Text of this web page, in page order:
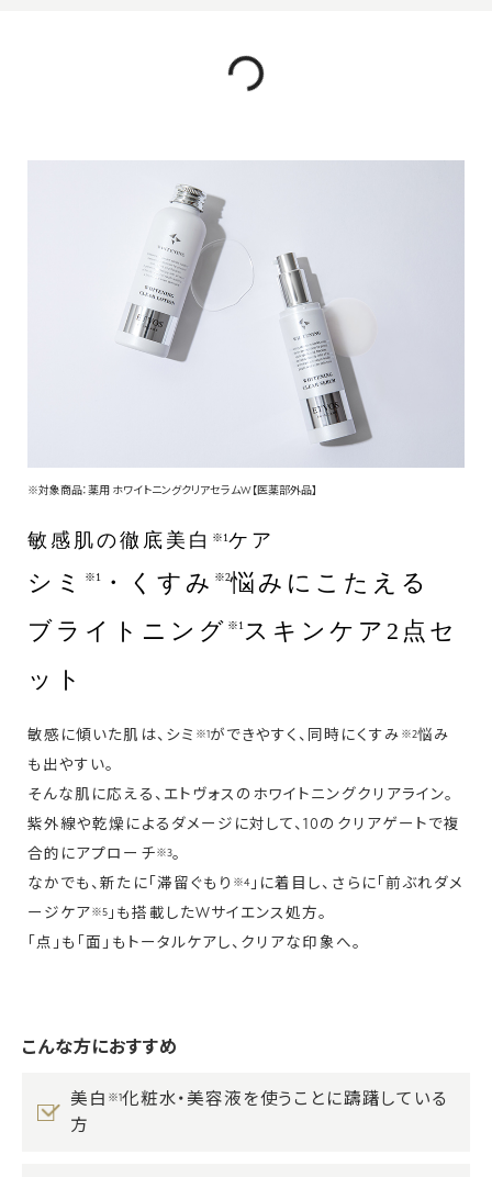
※対象商品：薬用 ホワイトニングクリアセラムW【医薬部外品】
敏感肌の徹底美白 ※1ケア
シミ ※1・くすみ ※2悩みにこたえる
ブライトニング ※1スキンケア2点セ
ット
敏感に傾いた肌は、シミ ※1ができやすく、同時にくすみ ※2悩み
も出やすい。
そんな肌に応える、エトヴォスのホワイトニングクリアライン。
紫外線や乾燥によるダメージに対して、10のクリアゲートで複
合的にアプローチ※3。
なかでも、新たに「滞留ぐもり ※4 」に着目し、さらに「前ぶれダメ
ージケア※5 」も搭載したWサイエンス処方。
「点」も「面」もトータルケアし、クリアな印象へ。
こんな方におすすめ
美白 ※1化粧水・美容液を使うことに躊躇している
方